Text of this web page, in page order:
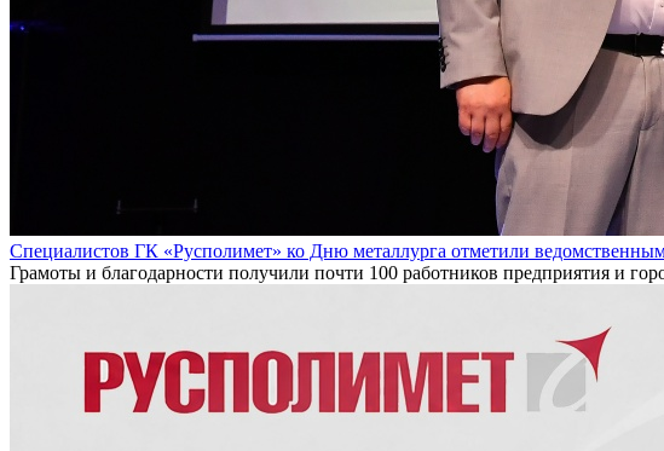
Специалистов ГК «Русполимет» ко Дню металлурга отметили
Грамоты и благодарности получили почти 100 работников предприятия и